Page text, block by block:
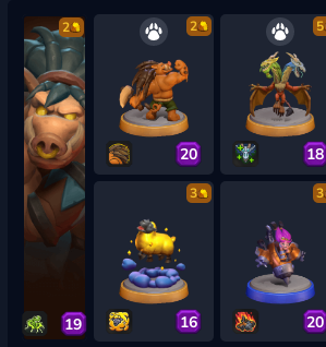
2
19
2
20
5
18
3
16
3
20